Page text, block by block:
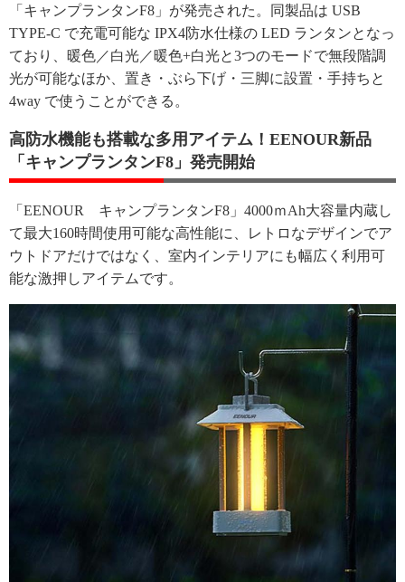
「キャンプランタンF8」が発売された。同製品は USB
TYPE-C で充電可能な IPX4防水仕様の LED ランタンとなっ
ており、暖色／白光／暖色+白光と3つのモードで無段階調
光が可能なほか、置き・ぶら下げ・三脚に設置・手持ちと
4way で使うことができる。
高防水機能も搭載な多用アイテム！EENOUR新品
「キャンプランタンF8」発売開始
「EENOUR キャンプランタンF8」4000ｍAh大容量内蔵し
て最大160時間使用可能な高性能に、レトロなデザインでア
ウトドアだけではなく、室内インテリアにも幅広く利用可
能な激押しアイテムです。